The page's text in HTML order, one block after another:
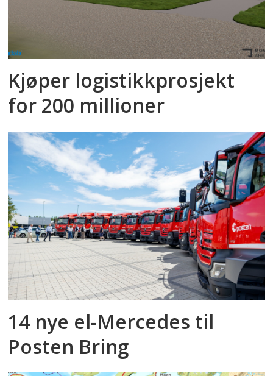
Kjøper logistikkprosjekt
for 200 millioner
14 nye el-Mercedes til
Posten Bring